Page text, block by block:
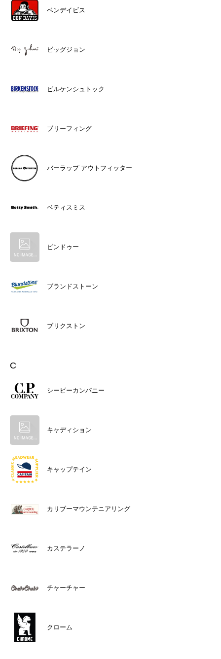
ベンデイビス
ビッグジョン
ビルケンシュトック
ブリーフィング
バーラップ アウトフィッター
ベティスミス
ビンドゥー
ブランドストーン
ブリクストン
C
シーピーカンパニー
キャディション
キャップテイン
カリブーマウンテニアリング
カステラーノ
チャーチャー
クローム